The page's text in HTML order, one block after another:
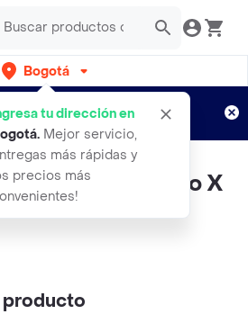
Bogotá
tu dirección en
. Mejor servicio,
más rápidas y
precios más
por semanas
Aplican TyC
Durazno X